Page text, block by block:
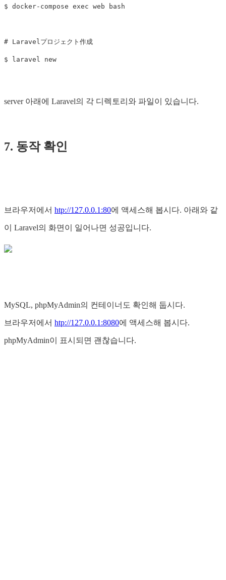
$ docker-compose exec web bash
# Laravelプロジェクト作成
server 아래에 Laravel의 각 디렉토리와 파일이 있습니다.
7. 동작 확인
브라우저에서 htp://127.0.0.1:80에 액세스해 봅시다. 아래와 같
이 Laravel의 화면이 일어나면 성공입니다.
MySQL, phpMyAdmin의 컨테이너도 확인해 둡시다.
브라우저에서 htp://127.0.0.1:8080에 액세스해 봅시다.
phpMyAdmin이 표시되면 괜찮습니다.